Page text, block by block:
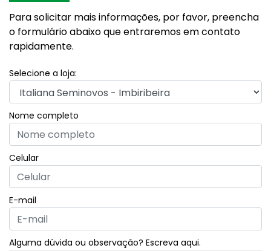
Para solicitar mais informações, por favor, preencha
o formulário abaixo que entraremos em contato
rapidamente.
Selecione a loja:
Nome completo
Celular
E-mail
Alguma dúvida ou observação? Escreva aqui.